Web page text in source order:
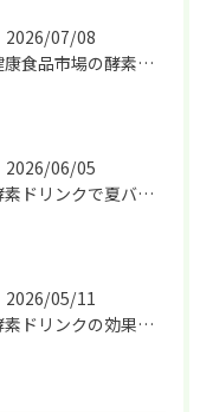
2026/07/08
健康食品市場の酵素ドリンク特徴比較
2026/06/05
酵素ドリンクで夏バテ予防法
2026/05/11
酵素ドリンクの効果的な飲み方と適した人